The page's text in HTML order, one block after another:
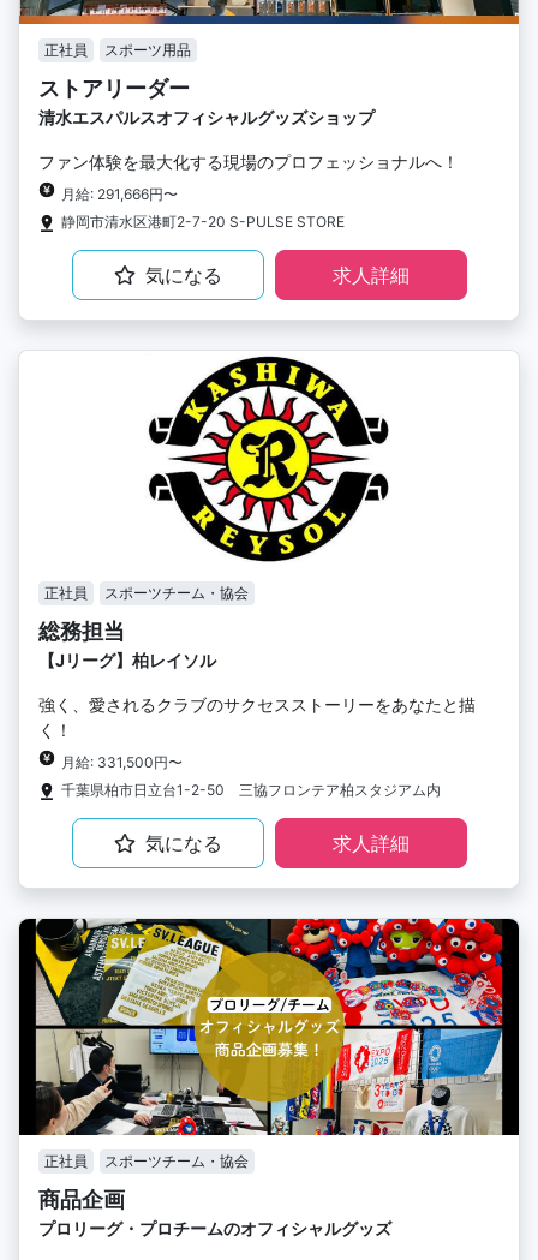
正社員 スポーツ用品
ストアリーダー
清水エスパルスオフィシャルグッズショップ
ファン体験を最大化する現場のプロフェッショナルへ！
月給: 291,666円〜
静岡市清水区港町2-7-20 S-PULSE STORE
気になる 求人詳細
正社員 スポーツチーム・協会
総務担当
【Jリーグ】柏レイソル
強く、愛されるクラブのサクセスストーリーをあなたと描
く！
月給: 331,500円〜
千葉県柏市日立台1-2-50 三協フロンテア柏スタジアム内
気になる 求人詳細
正社員 スポーツチーム・協会
商品企画
プロリーグ・プロチームのオフィシャルグッズ